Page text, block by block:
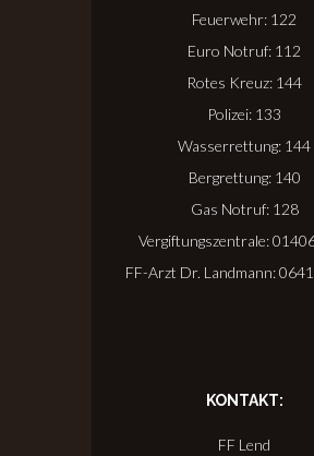
Feuerwehr: 122
Euro Notruf: 112
Rotes Kreuz: 144
Polizei: 133
Wasserrettung: 144
Bergrettung: 140
Gas Notruf: 128
Vergiftungszentrale:
FF-Arzt Dr. Landmann:
KONTAKT:
FF Lend